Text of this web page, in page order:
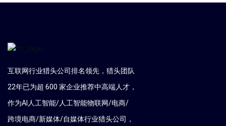
互联网行业猎头公司排名领先，猎头团队
22年已为超 600 家企业推荐中高端人才，
作为AI人工智能/人工智能物联网/电商/
跨境电商/新媒体/自媒体行业猎头公司，